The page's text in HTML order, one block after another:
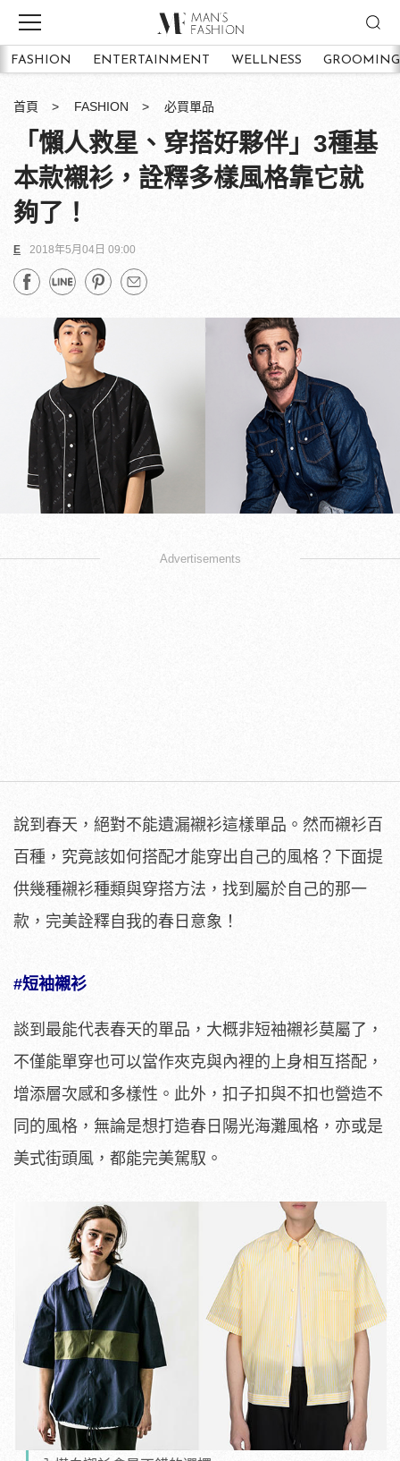
FASHION ENTERTAINMENT WELLNESS GROOMING
首頁 FASHION 必買單品
「懶人救星、穿搭好夥伴」3種基
本款襯衫，詮釋多樣風格靠它就
夠了！
E 2018年5月04日 09:00
Advertisements
說到春天，絕對不能遺漏襯衫這樣單品。然而襯衫百
百種，究竟該如何搭配才能穿出自己的風格？下面提
供幾種襯衫種類與穿搭方法，找到屬於自己的那一
款，完美詮釋自我的春日意象！
#短袖襯衫
談到最能代表春天的單品，大概非短袖襯衫莫屬了，
不僅能單穿也可以當作夾克與內裡的上身相互搭配，
增添層次感和多樣性。此外，扣子扣與不扣也營造不
同的風格，無論是想打造春日陽光海灘風格，亦或是
美式街頭風，都能完美駕馭。